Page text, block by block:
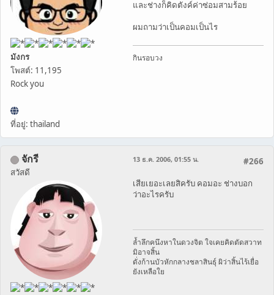
มังกร
โพสต์: 11,195
Rock you
ที่อยู่: thailand
และช่างก็คิดตังค์ค่าซ่อมสามร้อย
ผมถามว่าเป็นคอมเป็นไร
กินรอบวง
จักรี
สวัสดี
#266
13 ธ.ค. 2006, 01:55 น.
เสียเยอะเลยสิครับ คอมอะ ช่างบอก
ว่าอะไรครับ
ล้ำลึกคนึงหาในดวงจิต ใจเคยคิดตัดสวาท
มิอาจสิ้น
ดั่งก้านบัวหักกลางชลาสินธุ์ ผิว่าสิ้นไร้เยื่อ
ยังเหลือใย